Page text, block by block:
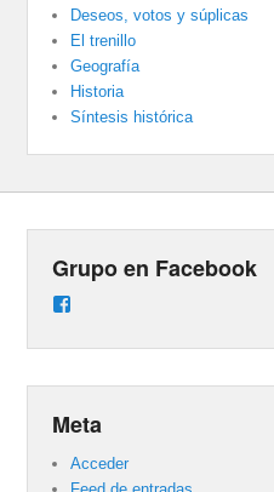
Deseos, votos y súplicas
El trenillo
Geografía
Historia
Síntesis histórica
Grupo en Facebook
Meta
Acceder